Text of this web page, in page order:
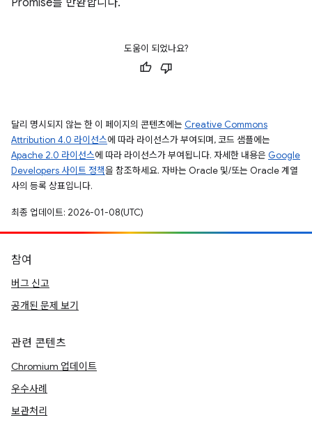
Promise를 반환합니다.
도움이 되었나요?
달리 명시되지 않는 한 이 페이지의 콘텐츠에는 Creative Commons
Attribution 4.0 라이선스에 따라 라이선스가 부여되며, 코드 샘플에는
Apache 2.0 라이선스에 따라 라이선스가 부여됩니다. 자세한 내용은 Google
Developers 사이트 정책을 참조하세요. 자바는 Oracle 및/또는 Oracle 계열
사의 등록 상표입니다.
최종 업데이트: 2026-01-08(UTC)
참여
버그 신고
공개된 문제 보기
관련 콘텐츠
Chromium 업데이트
우수사례
보관처리